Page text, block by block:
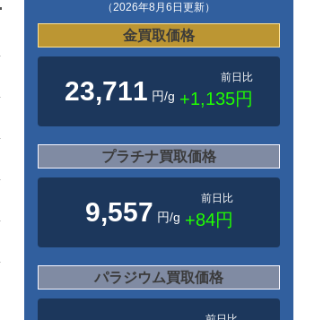
（2026年8月6日更新）
金買取価格
23,711 円/g
前日比
+1,135円
プラチナ買取価格
9,557 円/g
前日比
+84円
パラジウム買取価格